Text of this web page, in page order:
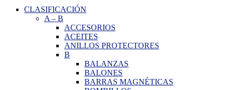
CLASIFICACIÓN
A – B
ACCESORIOS
ACEITES
ANILLOS PROTECTORES
B
BALANZAS
BALONES
BARRAS MAGNÉTICAS